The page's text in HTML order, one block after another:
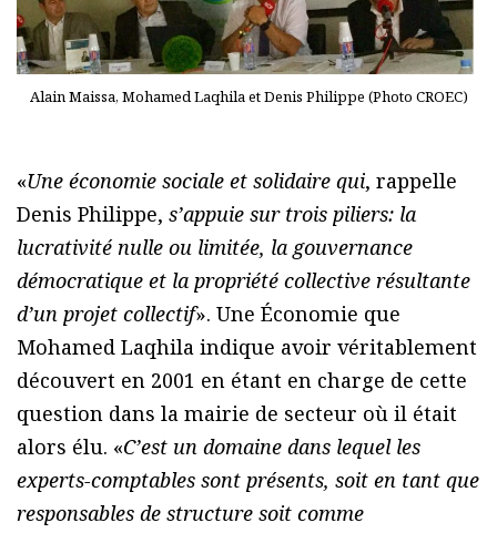
Alain Maissa, Mohamed Laqhila et Denis Philippe (Photo CROEC)
«Une économie sociale et solidaire qui, rappelle
Denis Philippe, s’appuie sur trois piliers: la
lucrativité nulle ou limitée, la gouvernance
démocratique et la propriété collective résultante
d’un projet collectif». Une Économie que
Mohamed Laqhila indique avoir véritablement
découvert en 2001 en étant en charge de cette
question dans la mairie de secteur où il était
alors élu. «C’est un domaine dans lequel les
experts-comptables sont présents, soit en tant que
responsables de structure soit comme